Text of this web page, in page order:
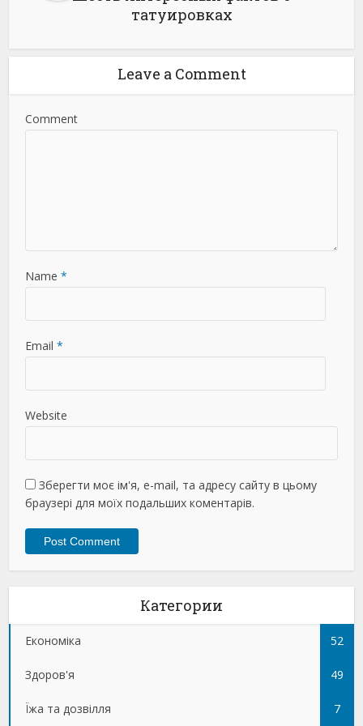
татуировках
Leave a Comment
Comment
Name *
Email *
Website
Зберегти моє ім'я, e-mail, та адресу сайту в цьому
браузері для моїх подальших коментарів.
Категории
Економіка 52
Здоров'я 49
Їжа та дозвілля 7